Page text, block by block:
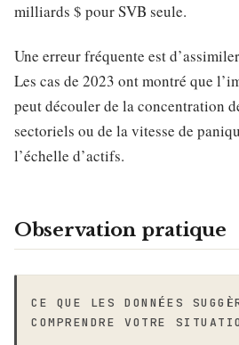
milliards $ pour SVB seule.
Une erreur fréquente est
Les cas de 2023 ont montré que
peut découler de la concentration
sectoriels ou de la vitesse de
l’échelle d’actifs.
Observation pratique
CE QUE LES DONNÉES
COMPRENDRE VOTRE